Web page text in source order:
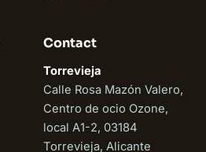
Contact
Torrevieja
Calle Rosa Mazón Valero,
Centro de ocio Ozone,
local A1-2, 03184
Torrevieja, Alicante